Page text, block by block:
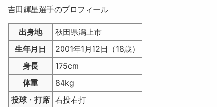
吉田輝星選手のプロフィール
出身地
秋田県潟上市
生年月日
2001年1月12日（18歳）
身長
175cm
体重
84kg
投球・打席 右投右打